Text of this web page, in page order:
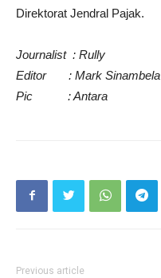
Direktorat Jendral Pajak.
Journalist : Rully
Editor : Mark Sinambela
Pic : Antara
Previous article